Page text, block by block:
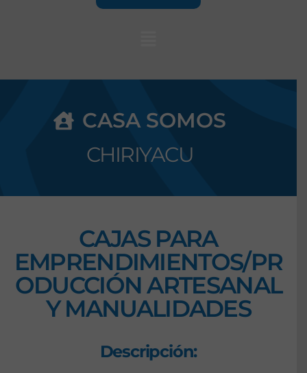
CASA SOMOS
CHIRIYACU
CAJAS PARA
EMPRENDIMIENTOS/PR
ODUCCIÓN ARTESANAL
Y MANUALIDADES
Descripción: